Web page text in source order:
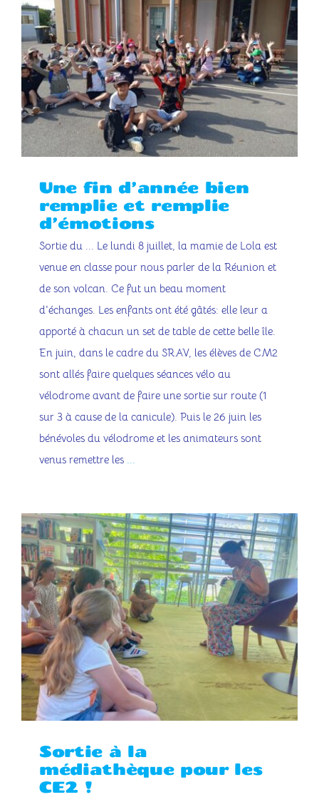
Contact
Une fin d’année bien
remplie et remplie
d’émotions
Sortie du ... Le lundi 8 juillet, la mamie de Lola est
venue en classe pour nous parler de la Réunion et
de son volcan. Ce fut un beau moment
d'échanges. Les enfants ont été gâtés: elle leur a
apporté à chacun un set de table de cette belle île.
En juin, dans le cadre du SRAV, les élèves de CM2
sont allés faire quelques séances vélo au
vélodrome avant de faire une sortie sur route (1
sur 3 à cause de la canicule). Puis le 26 juin les
bénévoles du vélodrome et les animateurs sont
venus remettre les ...
Sortie à la
médiathèque pour les
CE2 !